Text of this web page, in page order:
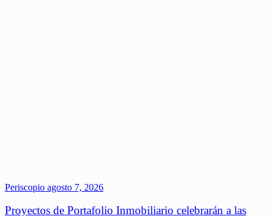
Periscopio agosto 7, 2026
Proyectos de Portafolio Inmobiliario celebrarán a las